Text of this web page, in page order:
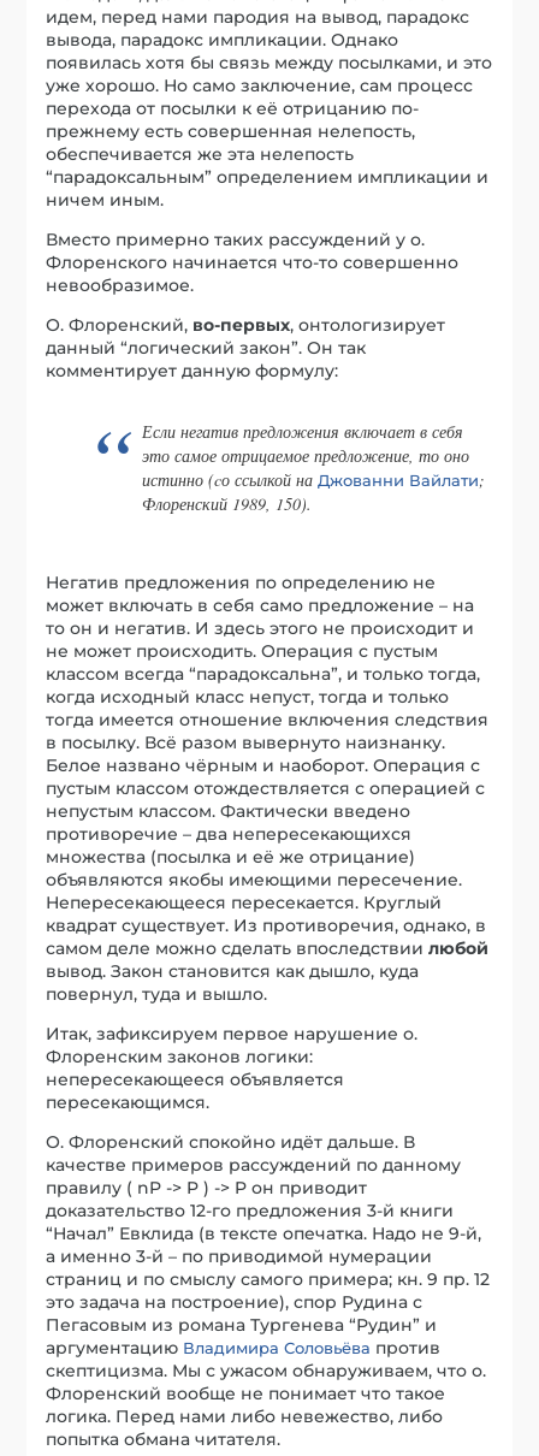
идем, перед нами пародия на вывод, парадокс
вывода, парадокс импликации. Однако
появилась хотя бы связь между посылками, и это
уже хорошо. Но само заключение, сам процесс
перехода от посылки к её отрицанию по-
прежнему есть совершенная нелепость,
обеспечивается же эта нелепость
“парадоксальным” определением импликации и
ничем иным.
Вместо примерно таких рассуждений у о.
Флоренского начинается что-то совершенно
невообразимое.
О. Флоренский, во-первых, онтологизирует
данный “логический закон”. Он так
комментирует данную формулу:
Если негатив предложения включает в себя
это самое отрицаемое предложение, то оно
истинно (cо ссылкой наДжованни Вайлати;
Флоренский 1989, 150).
Негатив предложения по определению не
может включать в себя само предложение – на
то он и негатив. И здесь этого не происходит и
не может происходить. Операция с пустым
классом всегда “парадоксальна”, и только тогда,
когда исходный класс непуст, тогда и только
тогда имеется отношение включения следствия
в посылку. Всё разом вывернуто наизнанку.
Белое названо чёрным и наоборот. Операция с
пустым классом отождествляется с операцией с
непустым классом. Фактически введено
противоречие – два непересекающихся
множества (посылка и её же отрицание)
объявляются якобы имеющими пересечение.
Непересекающееся пересекается. Круглый
квадрат существует. Из противоречия, однако, в
самом деле можно сделать впоследствиилюбой
вывод. Закон становится как дышло, куда
повернул, туда и вышло.
Итак, зафиксируем первое нарушение о.
Флоренским законов логики:
непересекающееся объявляется
пересекающимся.
О. Флоренский спокойно идёт дальше. В
качестве примеров рассуждений по данному
правилу ( nP -> P ) -> P он приводит
доказательство 12-го предложения 3-й книги
“Начал” Евклида (в тексте опечатка. Надо не 9-й,
а именно 3-й – по приводимой нумерации
страниц и по смыслу самого примера; кн. 9 пр. 12
это задача на построение), спор Рудина с
Пегасовым из романа Тургенева “Рудин” и
аргументацию Владимира Соловьёва против
скептицизма. Мы с ужасом обнаруживаем, что о.
Флоренский вообще не понимает что такое
логика. Перед нами либо невежество, либо
попытка обмана читателя.